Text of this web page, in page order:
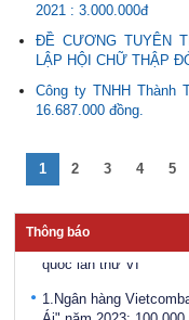
2021 : 3.000.000đ
ĐỀ CƯƠNG TUYÊN
LẬP HỘI CHỮ THẬP
Công ty TNHH Thành
16.687.000 đồng.
1 2 3 4 5
Thông báo
Điều động, bổ nhiệm
Sở Lao động -
Phát động Chiến dịch
Khai mạc Hội trại
quốc lần thứ VI
1.Ngân hàng
Ái" năm 2023: